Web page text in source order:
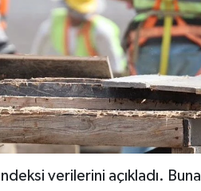
verilerini açıkladı. Buna